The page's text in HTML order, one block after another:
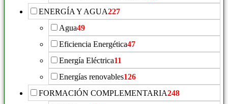
ENERGÍA Y AGUA227
Agua49
Eficiencia Energética47
Energía Eléctrica11
Energías renovables126
FORMACIÓN COMPLEMENTARIA248